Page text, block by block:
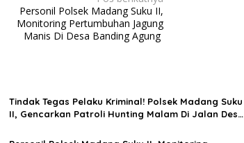
Personil Polsek Madang Suku II,
Monitoring Pertumbuhan Jagung
Manis Di Desa Banding Agung
Tindak Tegas Pelaku Kriminal! Polsek Madang Suku
II, Gencarkan Patroli Hunting Malam Di Jalan Desa